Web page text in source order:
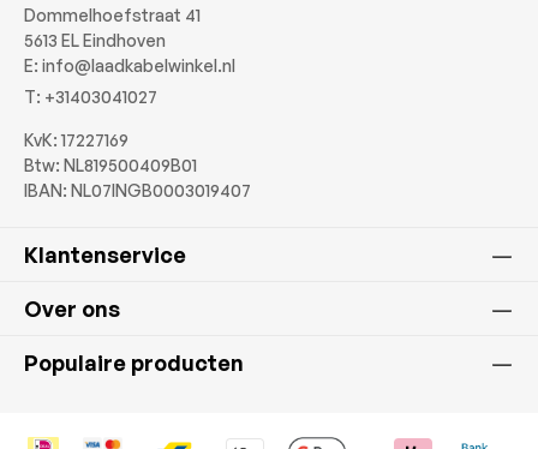
Dommelhoefstraat 41
5613 EL Eindhoven
E: info@laadkabelwinkel.nl
T: +31403041027
KvK: 17227169
Btw: NL819500409B01
IBAN: NL07INGB0003019407
Klantenservice
Over ons
Populaire producten